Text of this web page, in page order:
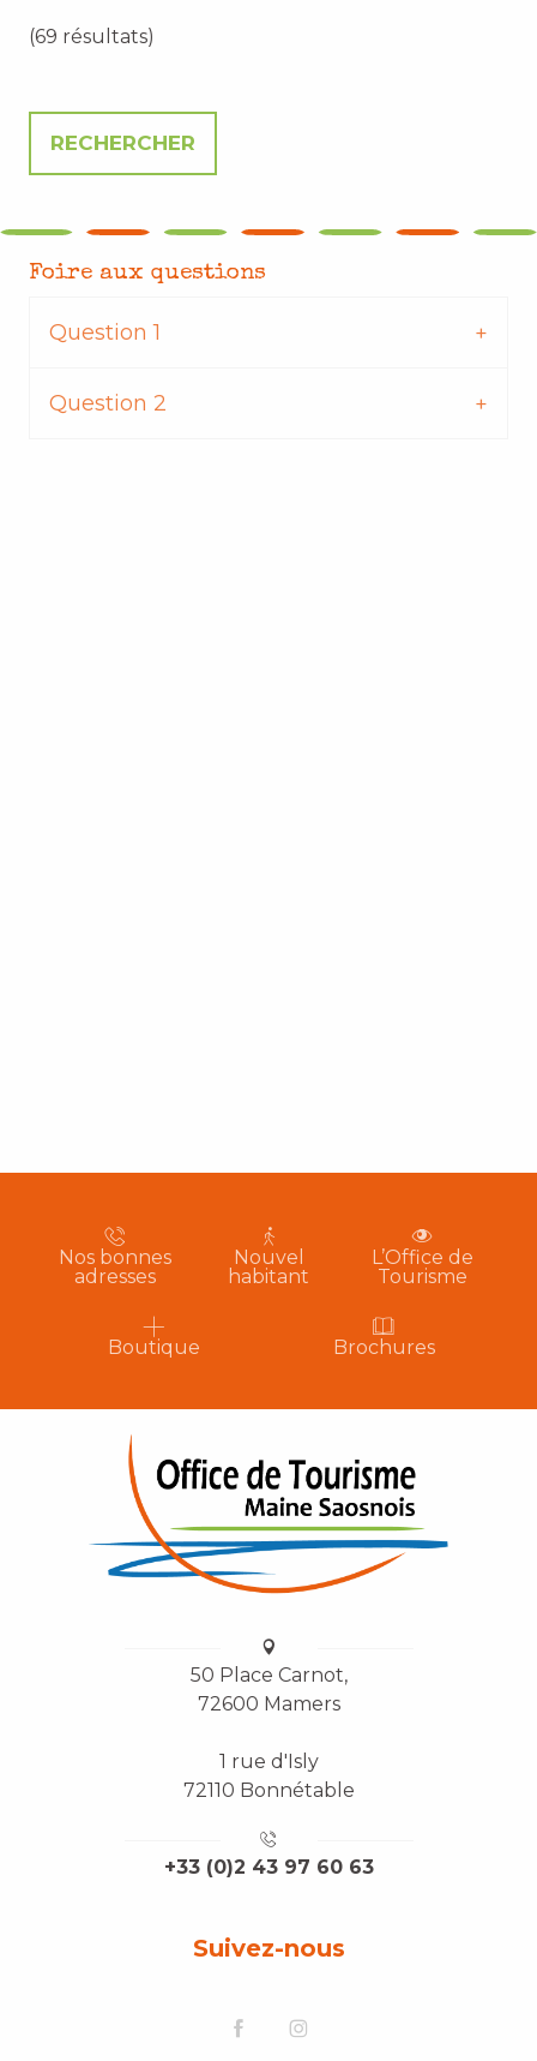
(69 résultats)
Foire aux questions
Question 1
Question 2
Nos bonnes
adresses
Nouvel
habitant
L’Office de
Tourisme
Boutique Brochures
50 Place Carnot,
72600 Mamers
1 rue d'Isly
72110 Bonnétable
+33 (0)2 43 97 60 63
Suivez-nous